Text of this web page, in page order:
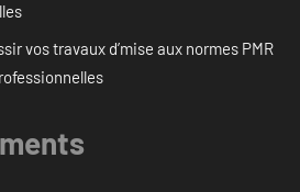
vos travaux d’mise aux normes PMR